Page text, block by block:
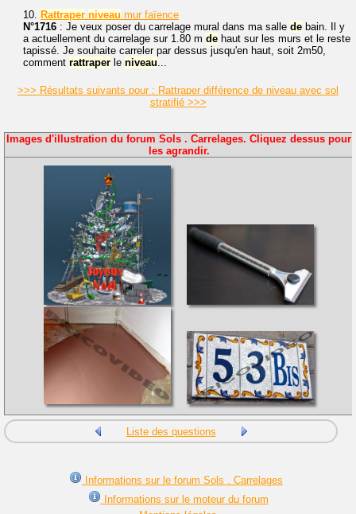
10. Rattraper niveau mur faïence
N°1716 : Je veux poser du carrelage mural dans ma salle de bain. Il y
a actuellement du carrelage sur 1.80 m de haut sur les murs et le reste
tapissé. Je souhaite carreler par dessus jusqu'en haut, soit 2m50,
comment rattraper le niveau...
>>> Résultats suivants pour : Rattraper différence de niveau avec sol
stratifié >>>
Images d'illustration du forum Sols . Carrelages. Cliquez dessus pour
les agrandir.
Liste des questions
Informations sur le forum Sols . Carrelages
Informations sur le moteur du forum